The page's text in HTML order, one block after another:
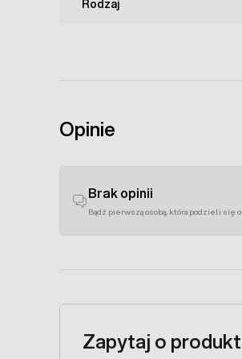
Rodzaj
Opinie
Brak opinii
Bądź pierwszą osobą, która podzieli się
Zapytaj o produkt